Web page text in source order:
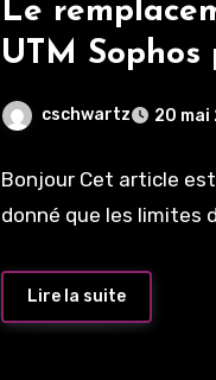
Le
UTM
OPNsense
cschwartz 20 mai
Bonjour Cet article
donné que les limites
Lire la suite